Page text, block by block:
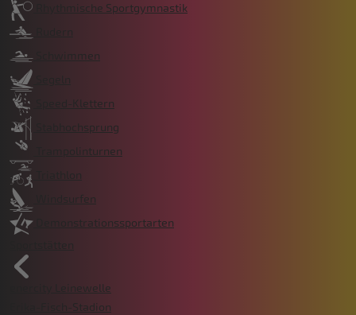
Rhythmische Sportgymnastik
Rudern
Schwimmen
Segeln
Speed-Klettern
Stabhochsprung
Trampolinturnen
Triathlon
Windsurfen
Demonstrationssportarten
Sportstätten
enercity Leinewelle
Erika-Fisch-Stadion